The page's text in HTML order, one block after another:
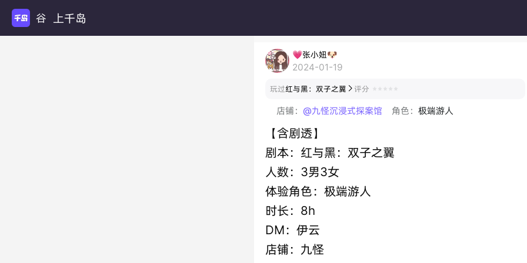
谷圈扩列 上千岛
💗张小妞🐶
2024-01-19
玩过红与黑：双子之翼 评分
店铺： @九怪沉浸式探案馆 角色： 极端游人
【含剧透】
剧本：红与黑：双子之翼
人数：3男3女
体验角色：极端游人
时长：8h
DM：伊云
店铺：九怪